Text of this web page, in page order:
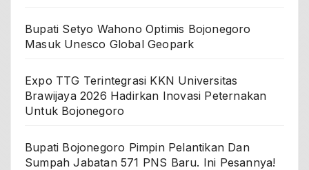
Bupati Setyo Wahono Optimis Bojonegoro
Masuk Unesco Global Geopark
Expo TTG Terintegrasi KKN Universitas
Brawijaya 2026 Hadirkan Inovasi Peternakan
Untuk Bojonegoro
Bupati Bojonegoro Pimpin Pelantikan Dan
Sumpah Jabatan 571 PNS Baru. Ini Pesannya!